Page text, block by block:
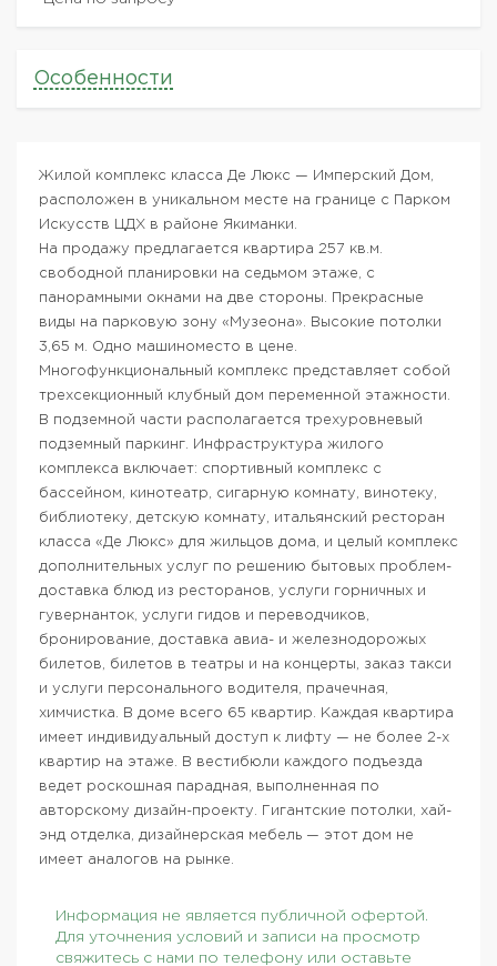
Особенности
Жилой комплекс класса Де Люкс — Имперский Дом,
расположен в уникальном месте на границе с Парком
Искусств ЦДХ в районе Якиманки.
На продажу предлагается квартира 257 кв.м.
свободной планировки на седьмом этаже, с
панорамными окнами на две стороны. Прекрасные
виды на парковую зону «Музеона». Высокие потолки
3,65 м. Одно машиноместо в цене.
Многофункциональный комплекс представляет собой
трехсекционный клубный дом переменной этажности.
В подземной части располагается трехуровневый
подземный паркинг. Инфраструктура жилого
комплекса включает: спортивный комплекс с
бассейном, кинотеатр, сигарную комнату, винотеку,
библиотеку, детскую комнату, итальянский ресторан
класса «Де Люкс» для жильцов дома, и целый комплекс
дополнительных услуг по решению бытовых проблем-
доставка блюд из ресторанов, услуги горничных и
гувернанток, услуги гидов и переводчиков,
бронирование, доставка авиа- и железнодорожых
билетов, билетов в театры и на концерты, заказ такси
и услуги персонального водителя, прачечная,
химчистка. В доме всего 65 квартир. Каждая квартира
имеет индивидуальный доступ к лифту — не более 2-х
квартир на этаже. В вестибюли каждого подъезда
ведет роскошная парадная, выполненная по
авторскому дизайн-проекту. Гигантские потолки, хай-
энд отделка, дизайнерская мебель — этот дом не
имеет аналогов на рынке.
Информация не является публичной офертой.
Для уточнения условий и записи на просмотр
свяжитесь с нами по телефону или оставьте